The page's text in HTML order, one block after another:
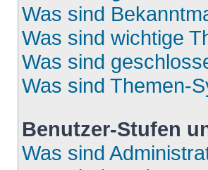
Was sind
Was sind wichtige
Was sind
Was sind Themen-
Benutzer-Stufen
Was sind